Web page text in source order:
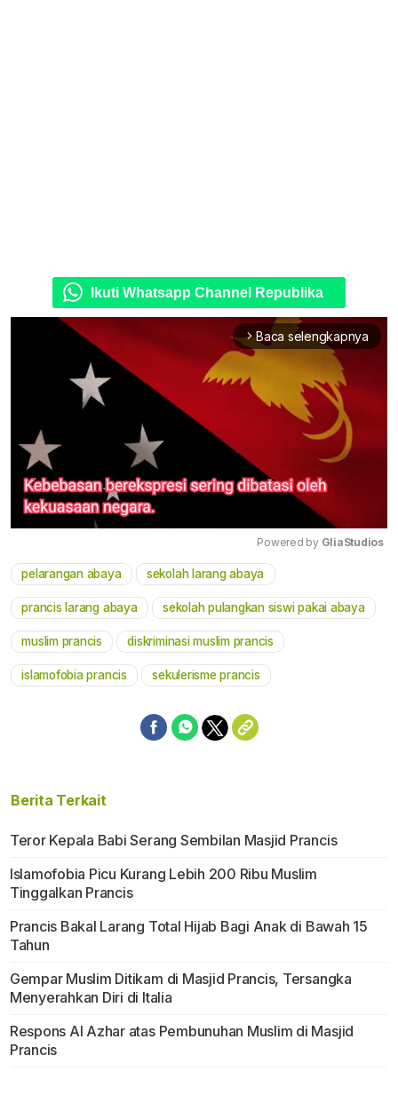
Ikuti Whatsapp Channel Republika
arrow_forward_ios Baca selengkapnya
Powered by GliaStudios
pelarangan abaya sekolah larang abaya
prancis larang abaya sekolah pulangkan siswi pakai abaya
muslim prancis diskriminasi muslim prancis
islamofobia prancis sekulerisme prancis
Berita Terkait
Teror Kepala Babi Serang Sembilan Masjid Prancis
Islamofobia Picu Kurang Lebih 200 Ribu Muslim
Tinggalkan Prancis
Prancis Bakal Larang Total Hijab Bagi Anak di Bawah 15
Tahun
Gempar Muslim Ditikam di Masjid Prancis, Tersangka
Menyerahkan Diri di Italia
Respons Al Azhar atas Pembunuhan Muslim di Masjid
Prancis